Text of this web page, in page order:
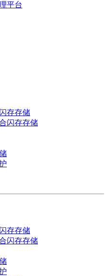
平台
存存储
闪存存储
存存储
闪存存储